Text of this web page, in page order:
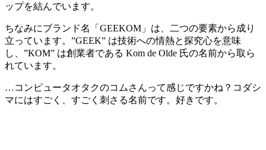
ップを結んでいます。
ちなみにブランド名「GEEKOM」は、二つの要素から成り
立っています。”GEEK” は技術への情熱と探究心を意味
し、”KOM” は創業者である Kom de Olde 氏の名前から取ら
れています。
…コンピュータオタクのコムさんって感じですかね？コダシ
マにはすごく、すごく刺さる名前です。好きです。